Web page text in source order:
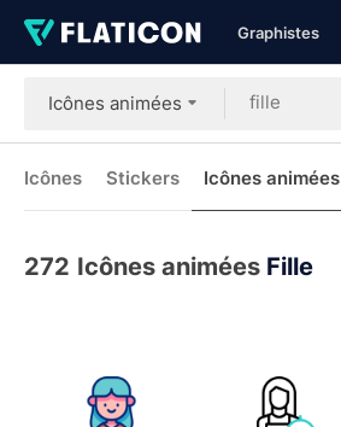
Graphistes
Icônes animées
Icônes Stickers Icônes animées
272 Icônes animées Fille